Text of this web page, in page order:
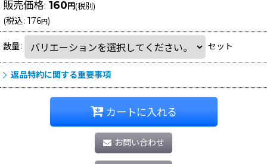
販売価格: 160円(税別)
(税込: 176円)
数量: セット
返品特約に関する重要事項
カートに入れる
お問い合わせ